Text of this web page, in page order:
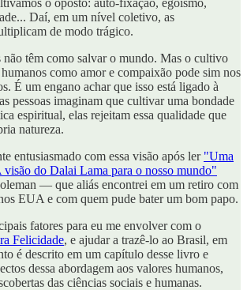
o oposto: auto-fixação, egoísmo,
Daí, em um nível coletivo, as
de modo trágico.
não têm como salvar o mundo. Mas o cultivo
como amor e compaixão pode sim nos
É um engano achar que isso está ligado à
pessoas imaginam que cultivar uma bondade
espiritual, elas rejeitam essa qualidade que
natureza.
entusiasmado com essa visão após ler "Uma
visão do Dalai Lama para o nosso mundo"
— ­que aliás encontrei em um retiro com
EUA e com quem pude bater um bom papo.
fatores para eu me envolver com o
Felicidade, e ajudar a trazê-lo ao Brasil, em
é descrito em um capítulo desse livro e
dessa abordagem aos valores humanos,
das ciências sociais e humanas.